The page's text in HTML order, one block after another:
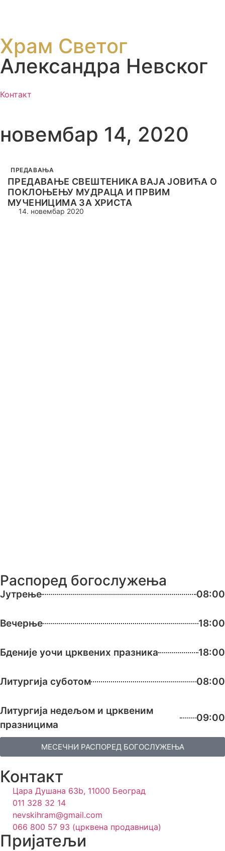
Храм Светог
Александра Невског
Контакт
новембар 14, 2020
ПРЕДАВАЊА
ПРЕДАВАЊЕ СВЕШТЕНИКА ВАЈА ЈОВИЋА О
ПОКЛОЊЕЊУ МУДРАЦА И ПРВИМ
МУЧЕНИЦИМА ЗА ХРИСТА
14. новембар 2020
Распоред богослужења
Јутрење 08:00
Вечерње 18:00
Бденије уочи црквених празника 18:00
Литургија суботом 08:00
Литургија недељом и црквеним
празницима
09:00
МЕСЕЧНИ РАСПОРЕД БОГОСЛУЖЕЊА
Контакт
Цара Душана 63b, 11000 Београд
011 328 32 14
nevskihram@gmail.com
066 800 57 93 (црквена продавница)
Пријатељи